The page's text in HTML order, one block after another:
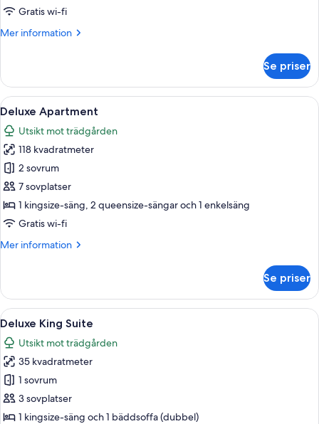
Gratis wi-fi
Mer information
Mer
King
Studio
Se priser
Öppna
alla
foton
för
Deluxe
Apartment
Ett modernt utomhuspoolområde
8
Deluxe Apartment
Utsikt mot trädgården
118 kvadratmeter
2 sovrum
7 sovplatser
1 kingsize-säng, 2 queensize-sängar och 1 enkelsäng
Gratis wi-fi
Mer information
Mer
Apartment
Se priser
Öppna
alla
foton
för
Deluxe
King
Suite
Ett modernt sovrum med en stor
3
Deluxe King Suite
Utsikt mot trädgården
35 kvadratmeter
1 sovrum
3 sovplatser
1 kingsize-säng och 1 bäddsoffa (dubbel)